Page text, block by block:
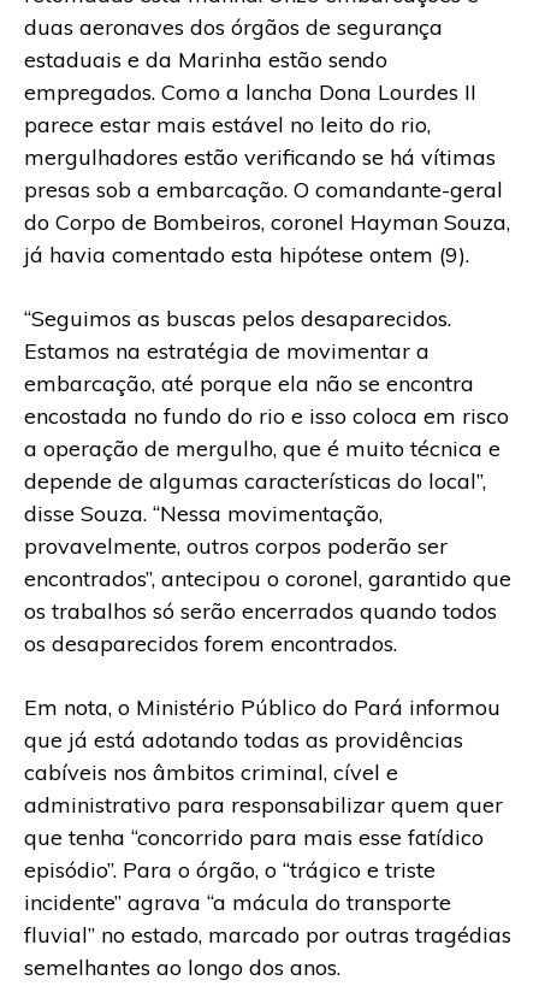
duas aeronaves dos órgãos de segurança
estaduais e da Marinha estão sendo
empregados. Como a lancha Dona Lourdes II
parece estar mais estável no leito do rio,
mergulhadores estão verificando se há vítimas
presas sob a embarcação. O comandante-geral
do Corpo de Bombeiros, coronel Hayman Souza,
já havia comentado esta hipótese ontem (9).
“Seguimos as buscas pelos desaparecidos.
Estamos na estratégia de movimentar a
embarcação, até porque ela não se encontra
encostada no fundo do rio e isso coloca em risco
a operação de mergulho, que é muito técnica e
depende de algumas características do local”,
disse Souza. “Nessa movimentação,
provavelmente, outros corpos poderão ser
encontrados”, antecipou o coronel, garantido que
os trabalhos só serão encerrados quando todos
os desaparecidos forem encontrados.
Em nota, o Ministério Público do Pará informou
que já está adotando todas as providências
cabíveis nos âmbitos criminal, cível e
administrativo para responsabilizar quem quer
que tenha “concorrido para mais esse fatídico
episódio”. Para o órgão, o “trágico e triste
incidente” agrava “a mácula do transporte
fluvial” no estado, marcado por outras tragédias
semelhantes ao longo dos anos.